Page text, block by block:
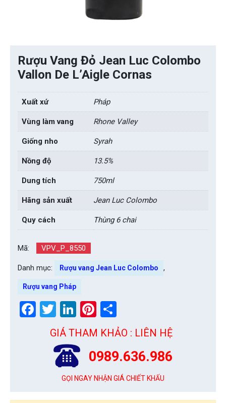
Rượu Vang Đỏ Jean Luc Colombo
Vallon De L’Aigle Cornas
Xuất xứ Pháp
Vùng làm vang Rhone Valley
Giống nho Syrah
Nồng độ 13.5%
Dung tích 750ml
Hãng sản xuất Jean Luc Colombo
Quy cách Thùng 6 chai
Mã: VPV_P_8550
Danh mục: Rượu vang Jean Luc Colombo ,
Rượu vang Pháp
Facebook
Twitter
LinkedIn
Pinterest
GIÁ THAM KHẢO : LIÊN HỆ
0989.636.986
GỌI NGAY NHẬN GIÁ CHIẾT KHẤU